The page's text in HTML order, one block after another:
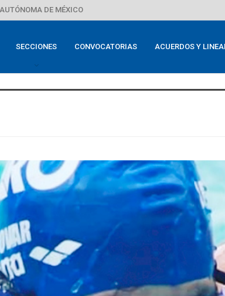
DE MÉXICO
SECCIONES CONVOCATORIAS ACUERDOS Y